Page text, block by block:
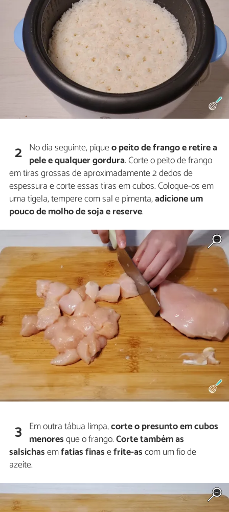
2 No dia seguinte, piqueo peito de frango e retire a
pele e qualquer gordura. Corte o peito de frango
em tiras grossas de aproximadamente 2 dedos de
espessura e corte essas tiras em cubos. Coloque-os em
uma tigela, tempere com sal e pimenta,adicione um
pouco de molho de soja e reserve.
3 Em outra tábua limpa,corte o presunto em cubos
menoresque o frango.Corte também as
salsichasemfatias finasefrite-ascom um fio de
azeite.